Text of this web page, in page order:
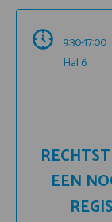
9:30-17:00
Hal 6
EEN